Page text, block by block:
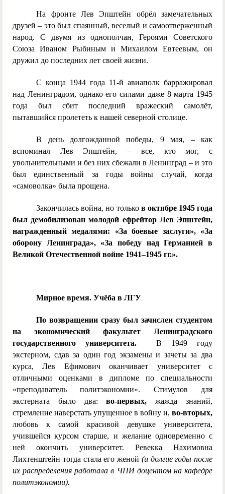
На фронте Лев Эпштейн обрёл замечательных
друзей – это был спаянный, веселый и самоотверженный
народ. С двумя из однополчан, Героями Советского
Союза Иваном Рыбиным и Михаилом Евтеевым, он
дружил до последних лет своей жизни.
С конца 1944 года 11-й авиаполк барражировал
над Ленинградом, однако его силами даже 8 марта 1945
года был сбит последний вражеский самолёт,
пытавшийся пролететь к нашей северной столице.
В день долгожданной победы, 9 мая, – как
вспоминал Лев Эпштейн, – все, кто мог, с
увольнительными и без них сбежали в Ленинград – и это
был единственный за годы войны случай, когда
«самоволка» была прощена.
Закончилась война, но только в октябре 1945 года
был демобилизован молодой ефрейтор Лев Эпштейн,
награжденный медалями: «За боевые заслуги», «За
оборону Ленинграда», «За победу над Германией в
Великой Отечественной войне 1941–1945 гг.».
Мирное время. Учёба в ЛГУ
По возвращении сразу был зачислен студентом
на экономический факультет Ленинградского
государственного университета. В 1949 году
экстерном, сдав за один год экзамены и зачеты за два
курса, Лев Ефимович оканчивает университет с
отличными оценками в дипломе по специальности
«преподаватель политэкономии». Стимулов для
экстерната было два:во-первых, жажда знаний,
стремление наверстать упущенное в войну и, во-вторых,
любовь к самой красивой девушке университета,
учившейся курсом старше, и желание одновременно с
ней окончить университет. Ревекка Нахимовна
Лихтенштейн тогда стала его женой (и долгие годы после
их распределения работала в ЧПИ доцентом на кафедре
политэкономии).